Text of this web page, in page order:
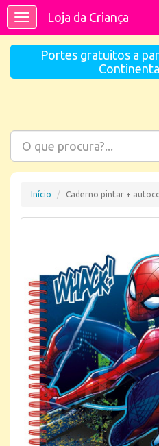
ToggleLoja da Criança
Portes gratuitos a
Início Caderno pintar +